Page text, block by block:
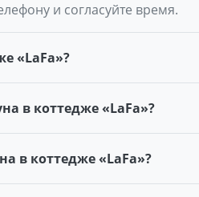
и согласуйте время.
«LaFa»?
в коттедже «LaFa»?
в коттедже «LaFa»?